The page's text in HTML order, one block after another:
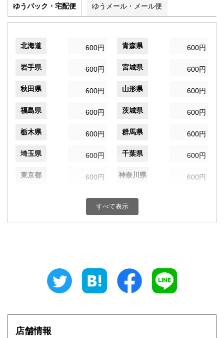
ゆうパック・宅配便 ゆうメール・メール便
北海道 600円 青森県 600円
岩手県 600円 宮城県 600円
秋田県 600円 山形県 600円
福島県 600円 茨城県 600円
栃木県 600円 群馬県 600円
埼玉県 600円 千葉県 600円
東京都 600円 神奈川県 600円
600円 富山県
600円 三重県
大阪府
すべて表示
店舗情報